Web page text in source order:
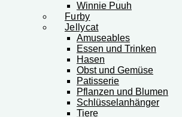
Winnie Puuh
Furby
Jellycat
Amuseables
Essen und Trinken
Hasen
Obst und Gemüse
Patisserie
Pflanzen und Blumen
Schlüsselanhänger
Tiere